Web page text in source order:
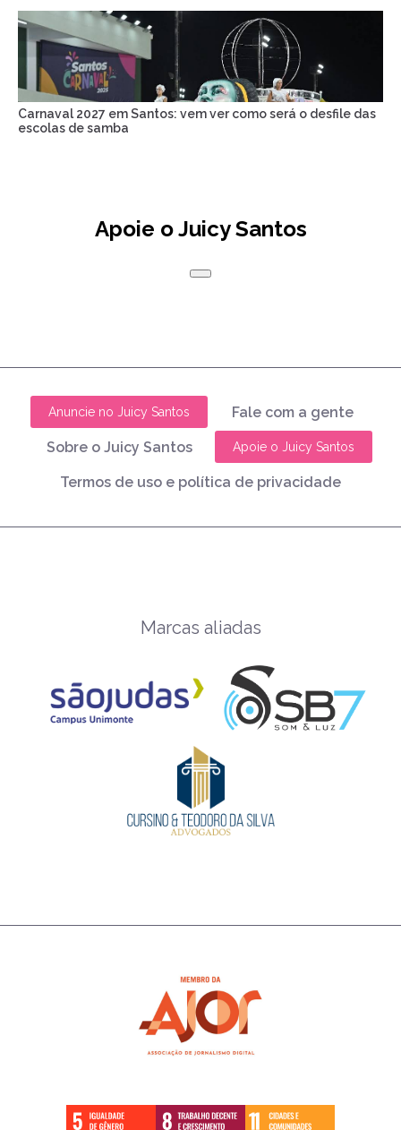
Carnaval 2027 em Santos: vem ver como será o desfile das
escolas de samba
Apoie o Juicy Santos
Anuncie no Juicy Santos Fale com a gente
Sobre o Juicy Santos Apoie o Juicy Santos
Termos de uso e política de privacidade
Marcas aliadas